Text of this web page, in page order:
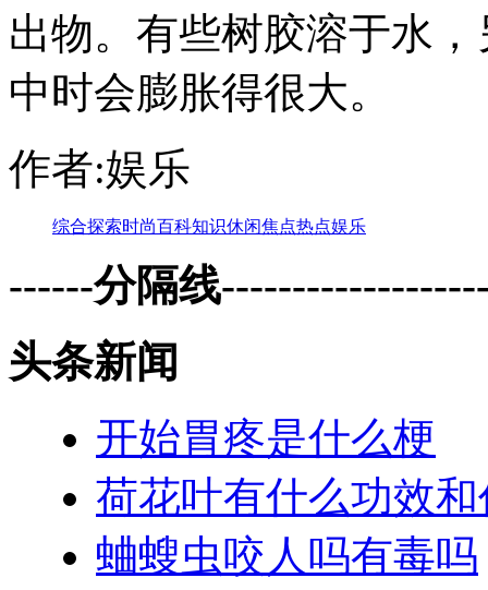
出物。有些树胶溶于水
中时会膨胀得很大。
作者:娱乐
综合探索时尚百科知识休闲焦点热点娱乐
------分隔线
头条新闻
开始胃疼是什么梗
荷花叶有什么功效
蛐螋虫咬人吗有毒吗